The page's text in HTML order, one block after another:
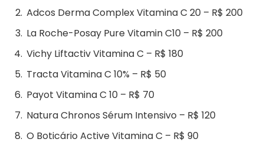
Adcos Derma Complex Vitamina C 20 – R$ 200
La Roche-Posay Pure Vitamin C10 – R$ 200
Vichy Liftactiv Vitamina C – R$ 180
Tracta Vitamina C 10% – R$ 50
Payot Vitamina C 10 – R$ 70
Natura Chronos Sérum Intensivo – R$ 120
O Boticário Active Vitamina C – R$ 90